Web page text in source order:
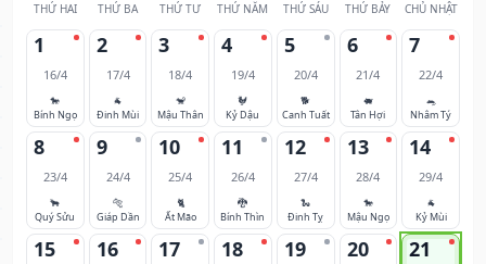
THỨ HAI THỨ BA THỨ TƯ THỨ NĂM THỨ SÁU THỨ BẢY CHỦ NHẬT
1
16/4
🐎
Bính Ngọ
2
17/4
🐐
Đinh Mùi
3
18/4
🐒
Mậu Thân
4
19/4
🐓
Kỷ Dậu
5
20/4
🐕
Canh Tuất
6
21/4
🐖
Tân Hợi
7
22/4
🐀
Nhâm Tý
8
23/4
🐂
Quý Sửu
9
24/4
🐅
Giáp Dần
10
25/4
🐈
Ất Mão
11
26/4
🐉
Bính Thìn
12
27/4
🐍
Đinh Tỵ
13
28/4
🐎
Mậu Ngọ
14
29/4
🐐
Kỷ Mùi
15 16 17 18 19 20 21